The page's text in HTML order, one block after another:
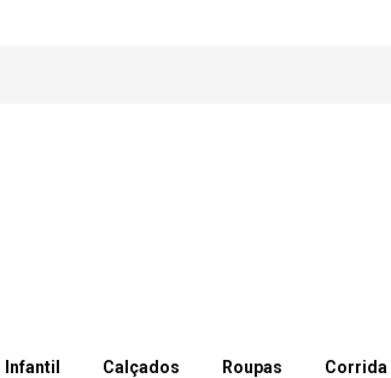
Infantil Calçados Roupas Corrida